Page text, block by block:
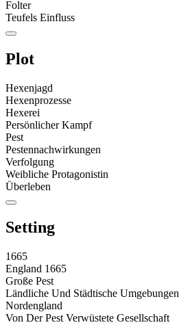
Folter
Teufels Einfluss
Plot
Hexenjagd
Hexenprozesse
Hexerei
Persönlicher Kampf
Pest
Pestennachwirkungen
Verfolgung
Weibliche Protagonistin
Überleben
Setting
1665
England 1665
Große Pest
Ländliche Und Städtische Umgebungen
Nordengland
Von Der Pest Verwüstete Gesellschaft